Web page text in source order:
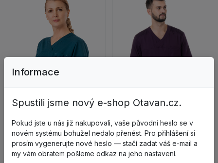
Informace
Spustili jsme nový e-shop Otavan.cz.
Pokud jste u nás již nakupovali, vaše původní heslo se v
novém systému bohužel nedalo přenést. Pro přihlášení si
prosím vygenerujte nové heslo — stačí zadat váš e-mail a
my vám obratem pošleme odkaz na jeho nastavení.